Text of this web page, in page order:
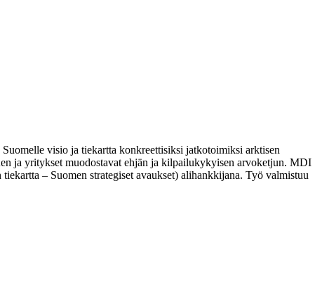
visio ja tiekartta konkreettisiksi jatkotoimiksi arktisen
ja yritykset muodostavat ehjän ja kilpailukykyisen arvoketjun. MDI
– Suomen strategiset avaukset) alihankkijana. Työ valmistuu